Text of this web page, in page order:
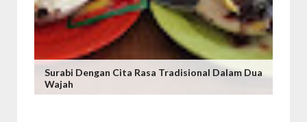
Surabi Dengan Cita Rasa Tradisional Dalam Dua
Wajah